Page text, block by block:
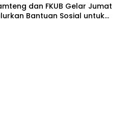
dan FKUB Gelar Jumat
Bantuan Sosial untuk